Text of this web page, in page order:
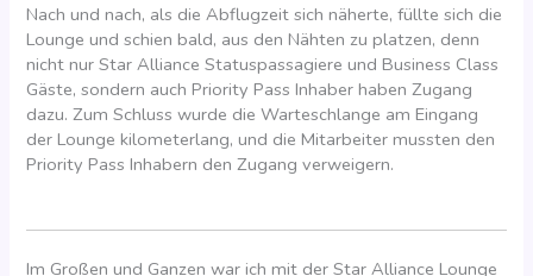
Nach und nach, als die Abflugzeit sich näherte, füllte sich die
Lounge und schien bald, aus den Nähten zu platzen, denn
nicht nur Star Alliance Statuspassagiere und Business Class
Gäste, sondern auch Priority Pass Inhaber haben Zugang
dazu. Zum Schluss wurde die Warteschlange am Eingang
der Lounge kilometerlang, und die Mitarbeiter mussten den
Priority Pass Inhabern den Zugang verweigern.
Im Großen und Ganzen war ich mit der Star Alliance Lounge